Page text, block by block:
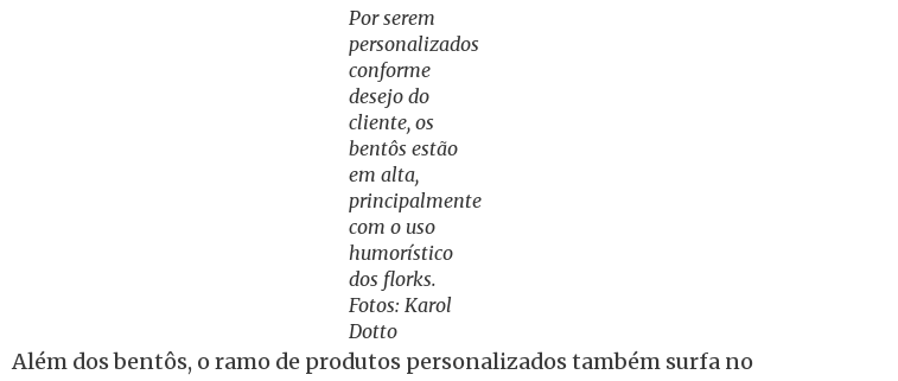
Por serem
personalizados
conforme
desejo do
cliente, os
bentôs estão
em alta,
principalmente
com o uso
humorístico
dos florks.
Fotos: Karol
Dotto
Além dos bentôs, o ramo de produtos personalizados também surfa no